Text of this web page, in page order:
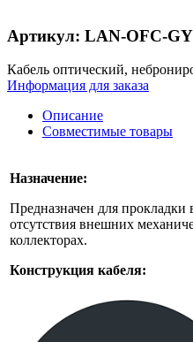
Артикул: LAN-OFC-
Кабель оптический,
Информация для заказа
Описание
Совместимые товары
Назначение:
Предназначен для
отсутствия внешних
коллекторах.
Конструкция кабеля: